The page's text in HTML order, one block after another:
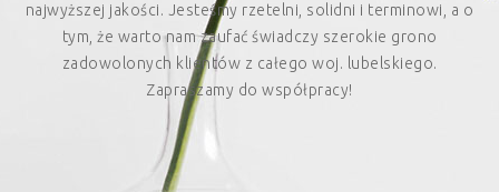
najwyższej jakości. Jesteśmy rzetelni, solidni i terminowi, a o
tym, że warto nam zaufać świadczy szerokie grono
zadowolonych klientów z całego woj. lubelskiego.
Zapraszamy do współpracy!